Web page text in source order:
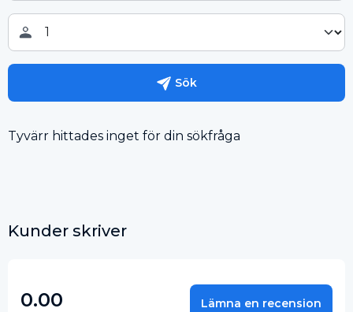
Sök
Tyvärr hittades inget för din sökfråga
Kunder skriver
0.00 Lämna en recension